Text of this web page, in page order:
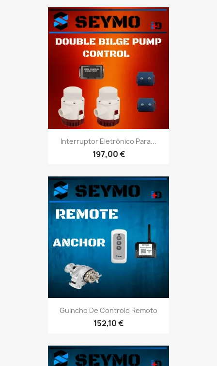
Interruptor Eletrônico Para...
197,00 €
Guincho De Controlo Remoto
152,10 €